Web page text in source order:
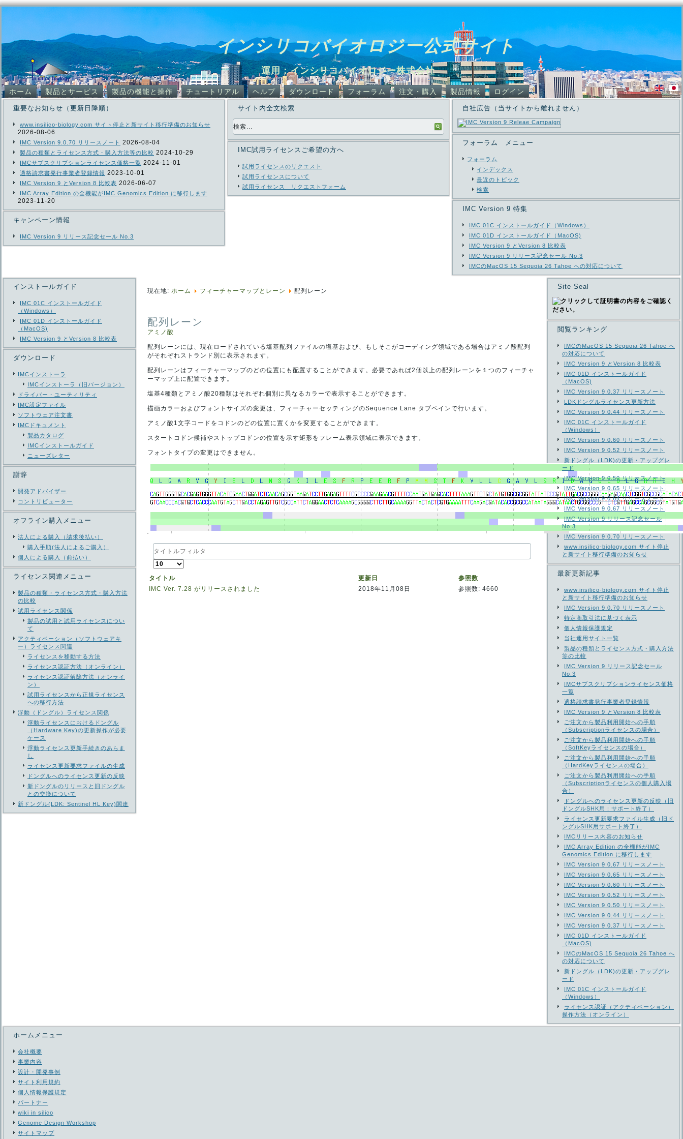
インシリコバイオロジー公式サイト
運用：インシリコバイオロジー株式会社
ホーム 製品とサービス 製品の機能と操作 チュートリアル ヘルプ ダウンロード フォーラム 注文・購入 製品情報 ログイン
重要なお知らせ（更新日降順）
www.insilico-biology.com サイト停止と新サイト移行準備のお知らせ
2026-08-06
IMC Version 9.0.70 リリースノート 2026-08-04
製品の種類とライセンス方式・購入方法等の比較 2024-10-29
IMCサブスクリプションライセンス価格一覧 2024-11-01
適格請求書発行事業者登録情報 2023-10-01
IMC Version 9 とVersion 8 比較表 2026-06-07
IMC Array Edition の全機能がIMC Genomics Edition に移行します
2023-11-20
キャンペーン情報
IMC Version 9 リリース記念セール No.3
サイト内全文検索
IMC試用ライセンスご希望の方へ
試用ライセンスのリクエスト
試用ライセンスについて
試用ライセンス リクエストフォーム
自社広告（当サイトから離れません）
フォーラム メニュー
フォーラム
インデックス
最近のトピック
検索
IMC Version 9 特集
IMC 01C インストールガイド（Windows）
IMC 01D インストールガイド（MacOS)
IMC Version 9 とVersion 8 比較表
IMC Version 9 リリース記念セール No.3
IMCのMacOS 15 Sequoia 26 Tahoe への対応について
インストールガイド
IMC 01C インストールガイド
（Windows）
IMC 01D インストールガイド
（MacOS)
IMC Version 9 とVersion 8 比較表
ダウンロード
IMCインストーラ
IMCインストーラ（旧バージョン）
ドライバー・ユーティリティ
IMC設定ファイル
ソフトウェア注文書
IMCドキュメント
製品カタログ
IMCインストールガイド
ニューズレター
謝辞
開発アドバイザー
コントリビューター
オフライン購入メニュー
法人による購入（請求後払い）
購入手順(法人によるご購入）
個人による購入（前払い）
ライセンス関連メニュー
製品の種類・ライセンス方式・購入方法
の比較
試用ライセンス関係
製品の試用と試用ライセンスについ
て
アクティベーション（ソフトウェアキ
ー）ライセンス関連
ライセンスを移動する方法
ライセンス認証方法（オンライン）
ライセンス認証解除方法（オンライ
ン）
試用ライセンスから正規ライセンス
への移行方法
浮動（ドングル）ライセンス関係
浮動ライセンスにおけるドングル
（Hardware Key)の更新操作が必要
ケース
浮動ライセンス更新手続きのあらま
し
ライセンス更新要求ファイルの生成
ドングルへのライセンス更新の反映
新ドングルのリリースと旧ドングル
との交換について
新ドングル(LDK: Sentinel HL Key)関連
現在地: ホーム フィーチャーマップとレーン 配列レーン
配列レーン
アミノ酸
配列レーンには、現在ロードされている塩基配列ファイルの塩基および、もしそこがコーディング領域である場合はアミノ酸配列
がそれぞれストランド別に表示されます。
配列レーンはフィーチャーマップのどの位置にも配置することができます。必要であれば2個以上の配列レーンを１つのフィーチャ
ーマップ上に配置できます。
塩基4種類とアミノ酸20種類はそれぞれ個別に異なるカラーで表示することができます。
描画カラーおよびフォントサイズの変更は、フィーチャーセッティングのSequence Lane タブペインで行います。
アミノ酸1文字コードをコドンのどの位置に置くかを変更することができます。
スタートコドン候補やストップコドンの位置を示す矩形をフレーム表示領域に表示できます。
フォントタイプの変更はできません。
タ
イ
ト
フ
ィ
表
数
タイトル 更新日
参照数
IMC Ver. 7.28 がリリースされました
2018年11月08日 参照数: 4660
Site Seal
閲覧ランキング
IMCのMacOS 15 Sequoia 26 Tahoe へ
の対応について
IMC Version 9 とVersion 8 比較表
IMC 01D インストールガイド
（MacOS)
IMC Version 9.0.37 リリースノート
LDKドングルライセンス更新方法
IMC Version 9.0.44 リリースノート
IMC 01C インストールガイド
（Windows）
IMC Version 9.0.60 リリースノート
IMC Version 9.0.52 リリースノート
新ドングル（LDK)の更新・アップグレ
ード
IMC Version 9.0.50 リリースノート
IMC Version 9.0.65 リリースノート
IMC Version 9.0.64 リリースノート
IMC Version 9.0.67 リリースノート
IMC Version 9 リリース記念セール
No.3
IMC Version 9.0.70 リリースノート
www.insilico-biology.com サイト停止
と新サイト移行準備のお知らせ
最新更新記事
www.insilico-biology.com サイト停止
と新サイト移行準備のお知らせ
IMC Version 9.0.70 リリースノート
特定商取引法に基づく表示
個人情報保護規定
当社運用サイト一覧
製品の種類とライセンス方式・購入方法
等の比較
IMC Version 9 リリース記念セール
No.3
IMCサブスクリプションライセンス価格
一覧
適格請求書発行事業者登録情報
IMC Version 9 とVersion 8 比較表
ご注文から製品利用開始への手順
（Subscriptionライセンスの場合）
ご注文から製品利用開始への手順
（SoftKeyライセンスの場合）
ご注文から製品利用開始への手順
（HardKeyライセンスの場合）
ご注文から製品利用開始への手順
（Subscriptionライセンスの個人購入場
合）
ドングルへのライセンス更新の反映（旧
ドングルSHK用：サポート終了）
ライセンス更新要求ファイル生成（旧ド
ングルSHK用サポート終了）
IMCリリース内容のお知らせ
IMC Array Edition の全機能がIMC
Genomics Edition に移行します
IMC Version 9.0.67 リリースノート
IMC Version 9.0.65 リリースノート
IMC Version 9.0.60 リリースノート
IMC Version 9.0.52 リリースノート
IMC Version 9.0.50 リリースノート
IMC Version 9.0.44 リリースノート
IMC Version 9.0.37 リリースノート
IMC 01D インストールガイド
（MacOS)
IMCのMacOS 15 Sequoia 26 Tahoe へ
の対応について
新ドングル（LDK)の更新・アップグレ
ード
IMC 01C インストールガイド
（Windows）
ライセンス認証（アクティベーション）
操作方法（オンライン）
ホームメニュー
会社概要
事業内容
設計・開発事例
サイト利用規約
個人情報保護規定
パートナー
wiki in silico
Genome Design Workshop
サイトマップ